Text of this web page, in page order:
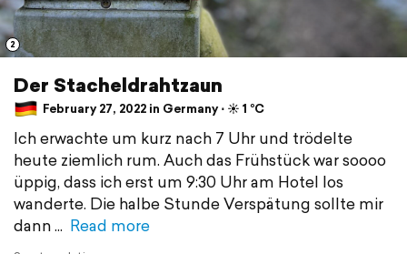
2
Der Stacheldrahtzaun
February 27, 2022 in Germany ⋅ ☀️ 1 °C
Ich erwachte um kurz nach 7 Uhr und trödelte
heute ziemlich rum. Auch das Frühstück war soooo
üppig, dass ich erst um 9:30 Uhr am Hotel los
wanderte. Die halbe Stunde Verspätung sollte mir
dann
Read more